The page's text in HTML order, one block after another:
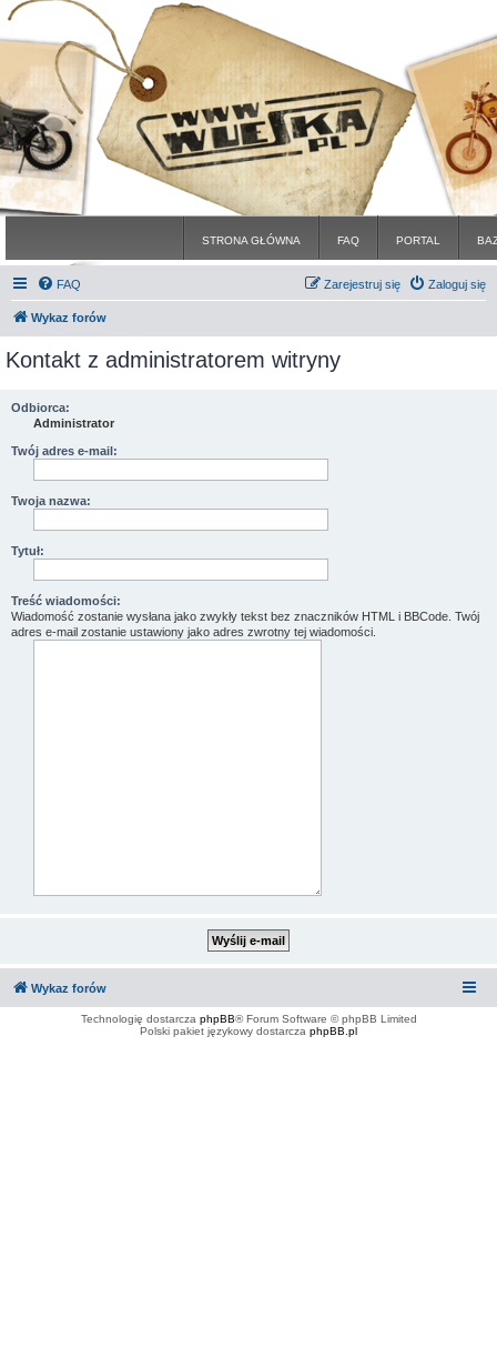
STRONA GŁÓWNA FAQ PORTAL
FAQ Zaloguj się
Zarejestruj się
Wykaz forów
Kontakt z administratorem witryny
Odbiorca:
Administrator
Twój adres e-mail:
Twoja nazwa:
Tytuł:
Treść wiadomości:
Wiadomość zostanie wysłana jako zwykły tekst bez znaczników HTML i BBCode. Twój
adres e-mail zostanie ustawiony jako adres zwrotny tej wiadomości.
Wykaz forów
Technologię dostarcza phpBB® Forum Software © phpBB Limited
Polski pakiet językowy dostarcza phpBB.pl